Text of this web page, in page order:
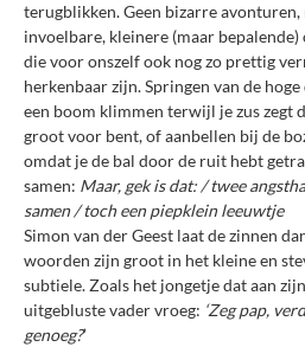
terugblikken. Geen bizarre
invoelbare, kleinere (maar bepalende)
die voor onszelf ook nog zo prettig
herkenbaar zijn. Springen van de
een boom klimmen terwijl je zus zegt
groot voor bent, of aanbellen bij de
omdat je de bal door de ruit hebt
samen: Maar, gek is dat: / twee
samen / toch een piepklein leeuwtje
Simon van der Geest laat de zinnen
woorden zijn groot in het kleine en
subtiele. Zoals het jongetje dat aan
uitgebluste vader vroeg: ‘Zeg pap,
genoeg?’